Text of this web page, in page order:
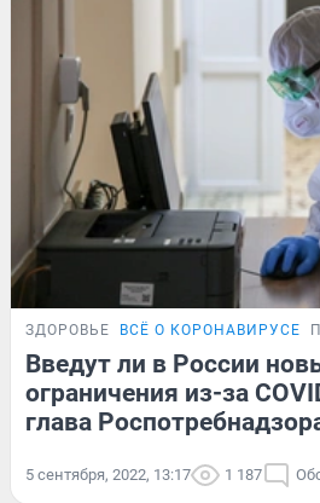
ЗДОРОВЬЕ ВСЁ О КОРОНАВИРУСЕ
Введут ли в России
ограничения из-за
глава
5 сентября, 2022, 13:17 1 187